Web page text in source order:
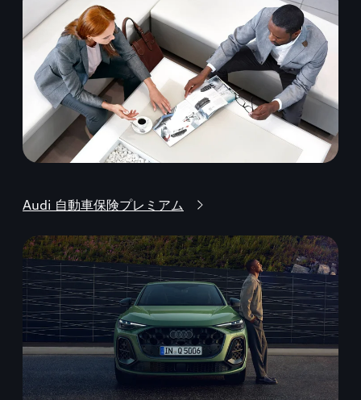
Audi 自動車保険プレミアム